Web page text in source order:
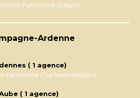
Patrimoine Orléans
Ardenne
( 1 agence)
Patrimoine Charlevile-Maizière
( 1 agence)